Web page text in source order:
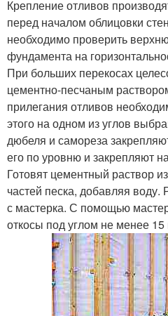
Крепление отливов
перед началом облицовки
необходимо проверить
фундамента на
При больших перекосах
цементно-песчаным
прилегания отливов
этого на одном из углов
дюбеля и самореза
его по уровню и закрепляют
Готовят цементный раствор
частей песка, добавляя воду.
с мастерка. С помощью
откосы под углом не менее 15